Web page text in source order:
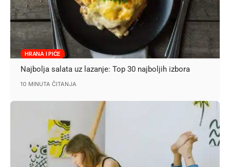
HRANA I PIĆE
Najbolja salata uz lazanje: Top 30 najboljih izbora
10 MINUTA ČITANJA